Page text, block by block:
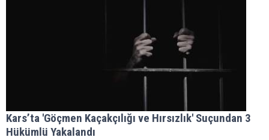
Kars’ta 'Göçmen Kaçakçılığı ve Hırsızlık' Suçundan 3
Hükümlü Yakalandı